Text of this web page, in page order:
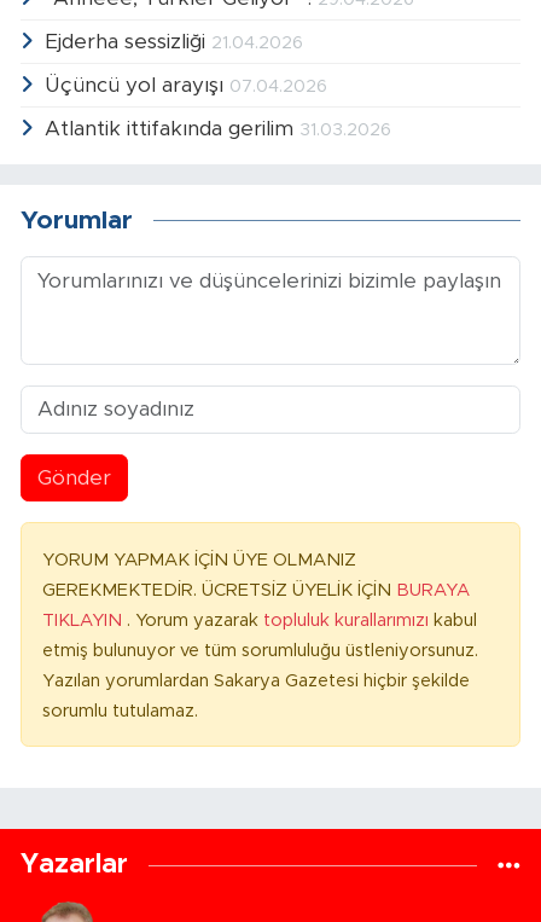
Ejderha sessizliği 21.04.2026
Üçüncü yol arayışı 07.04.2026
Atlantik ittifakında gerilim 31.03.2026
Yorumlar
Gönder
YORUM YAPMAK İÇİN ÜYE OLMANIZ
GEREKMEKTEDİR. ÜCRETSİZ ÜYELİK İÇİN BURAYA
TIKLAYIN . Yorum yazarak topluluk kurallarımızı kabul
etmiş bulunuyor ve tüm sorumluluğu üstleniyorsunuz.
Yazılan yorumlardan Sakarya Gazetesi hiçbir şekilde
sorumlu tutulamaz.
Yazarlar